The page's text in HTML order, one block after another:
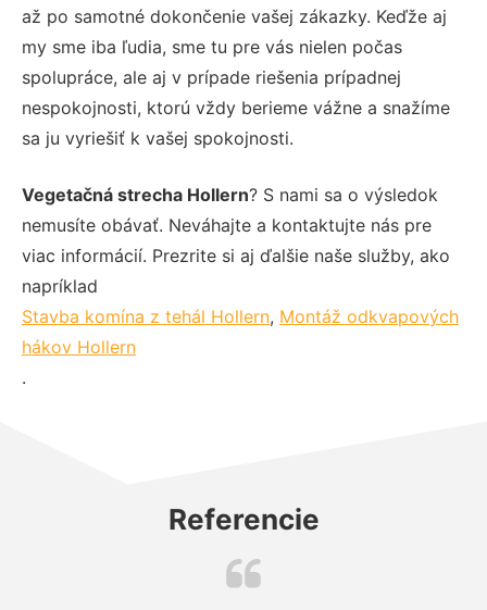
až po samotné dokončenie vašej zákazky. Keďže aj
my sme iba ľudia, sme tu pre vás nielen počas
spolupráce, ale aj v prípade riešenia prípadnej
nespokojnosti, ktorú vždy berieme vážne a snažíme
sa ju vyriešiť k vašej spokojnosti.
Vegetačná strecha Hollern? S nami sa o výsledok
nemusíte obávať. Neváhajte a kontaktujte nás pre
viac informácií. Prezrite si aj ďalšie naše služby, ako
napríklad
Stavba komína z tehál Hollern, Montáž odkvapových
hákov Hollern
.
Referencie